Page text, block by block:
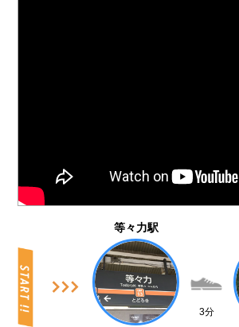
等々力駅
3分